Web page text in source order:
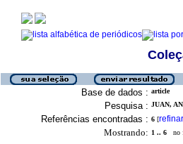
Base de dados : article
Pesquisa : JUAN,
Referências encontradas : 6 [refinar
Mostrando: 1 .. 6 no